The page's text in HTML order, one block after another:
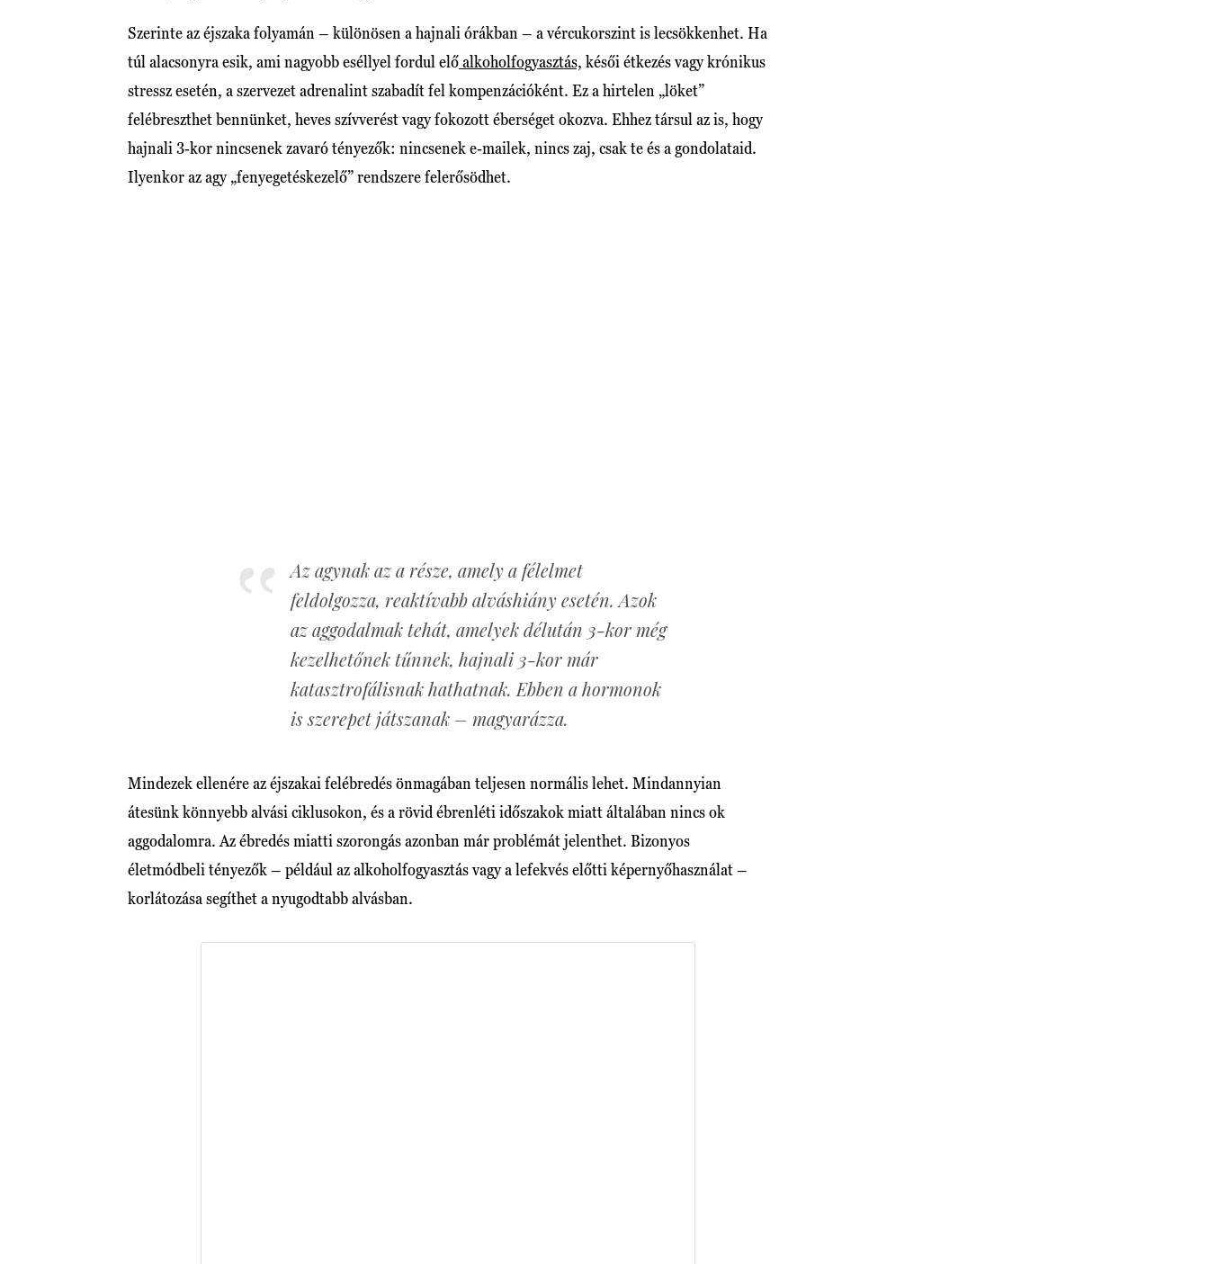
Szerinte az éjszaka folyamán – különösen a hajnali órákban – a vércukorszint is lecsökkenhet. Ha
túl alacsonyra esik, ami nagyobb eséllyel fordul előalkoholfogyasztás, késői étkezés vagy krónikus
stressz esetén, a szervezet adrenalint szabadít fel kompenzációként. Ez a hirtelen „löket”
felébreszthet bennünket, heves szívverést vagy fokozott éberséget okozva. Ehhez társul az is, hogy
hajnali 3-kor nincsenek zavaró tényezők: nincsenek e-mailek, nincs zaj, csak te és a gondolataid.
Ilyenkor az agy „fenyegetéskezelő” rendszere felerősödhet.
Az agynak az a része, amely a félelmet
feldolgozza, reaktívabb alváshiány esetén. Azok
az aggodalmak tehát, amelyek délután 3-kor még
kezelhetőnek tűnnek, hajnali 3-kor már
katasztrofálisnak hathatnak. Ebben a hormonok
is szerepet játszanak – magyarázza.
Mindezek ellenére az éjszakai felébredés önmagában teljesen normális lehet. Mindannyian
átesünk könnyebb alvási ciklusokon, és a rövid ébrenléti időszakok miatt általában nincs ok
aggodalomra. Az ébredés miatti szorongás azonban már problémát jelenthet. Bizonyos
életmódbeli tényezők – például az alkoholfogyasztás vagy a lefekvés előtti képernyőhasználat –
korlátozása segíthet a nyugodtabb alvásban.